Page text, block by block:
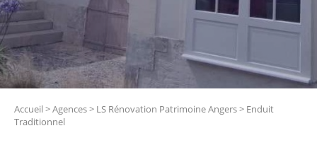
Accueil >Agences> LS Rénovation Patrimoine Angers> Enduit
Traditionnel